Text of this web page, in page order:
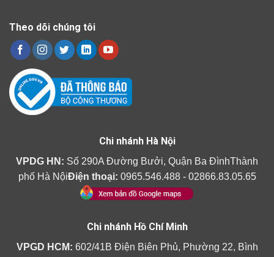
Theo dõi chúng tôi
Chi nhánh Hà Nội
VPDG HN: Số 290A Đường Bưởi, Quận Ba ĐìnhThành
phố Hà NộiĐiện thoại: 0965.546.488 - 02866.83.05.65
Chi nhánh Hồ Chí Minh
VPGD HCM: 602/41B Điện Biên Phủ, Phường 22, Bình